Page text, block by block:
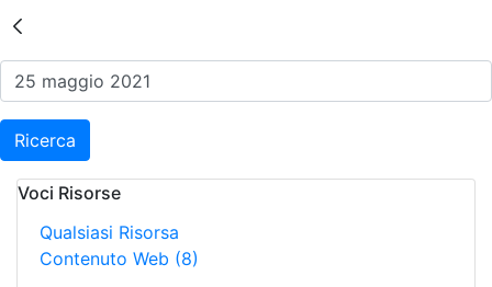
Risultati della Ricerca -
Ricerca
Voci Risorse
Qualsiasi Risorsa
Contenuto Web (8)